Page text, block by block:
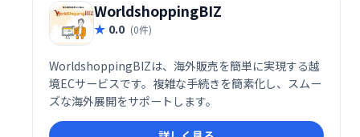
WorldshoppingBIZ
0.0 (0件)
WorldshoppingBIZは、海外販売を簡単に実現する越
境ECサービスです。複雑な手続きを簡素化し、スムー
ズな海外展開をサポートします。